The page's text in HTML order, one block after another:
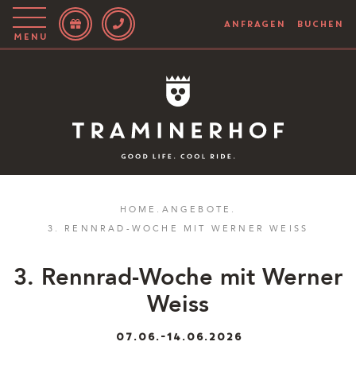
Story
Hotel
Rooms
Bike
Magazin
EN
Menu
ANFRAGEN BUCHEN
HOME . ANGEBOTE .
3. RENNRAD-WOCHE MIT WERNER WEISS
3. Rennrad-Woche mit Werner
Weiss
07.06.-14.06.2026